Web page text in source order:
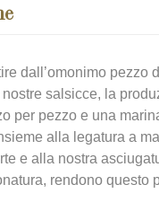
dall’omonimo pezzo
salsicce, la
per pezzo e una
alla legatura a
e alla nostra
rendono questo